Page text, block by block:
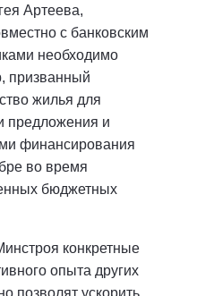
Артеева,
с банковским
необходимо
призванный
жилья для
предложения и
финансирования
во время
бюджетных
конкретные
опыта других
позволят ускорить